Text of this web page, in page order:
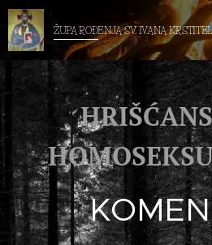
ŽUPA ROĐENJA SV. IVANA